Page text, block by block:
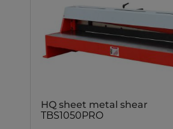
HQ sheet metal shear
TBS1050PRO